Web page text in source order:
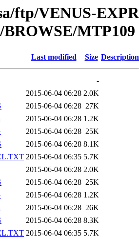
ftp/VENUS-
MTP109
Last modified Size Description
-
2015-06-04 06:28 2.0K
2015-06-04 06:28 27K
2015-06-04 06:28 1.2K
2015-06-04 06:28 25K
2015-06-04 06:28 8.1K
2015-06-04 06:35 5.7K
2015-06-04 06:28 2.0K
2015-06-04 06:28 25K
2015-06-04 06:28 1.2K
2015-06-04 06:28 26K
2015-06-04 06:28 8.3K
2015-06-04 06:35 5.7K